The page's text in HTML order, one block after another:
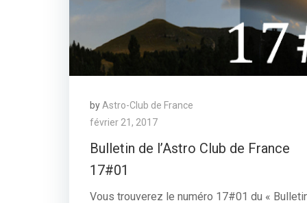
by Astro-Club de France
février 21, 2017
Bulletin de l’Astro Club de France
17#01
Vous trouverez le numéro 17#01 du «